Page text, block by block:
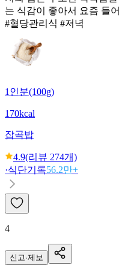
는 식감이 좋아서 요즘 들
#혈당관리식 #저녁
1인분(100g)
170kcal
잡곡밥
4.9(리뷰 274개)
·식단기록56.2만+
4
신고·제보